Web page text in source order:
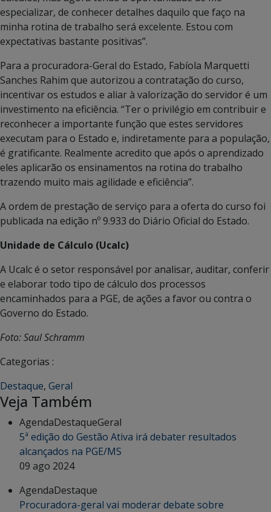
especializar, de conhecer detalhes daquilo que faço na
minha rotina de trabalho será excelente. Estou com
expectativas bastante positivas”.
Para a procuradora-Geral do Estado, Fabíola Marquetti
Sanches Rahim que autorizou a contratação do curso,
incentivar os estudos e aliar à valorização do servidor é um
investimento na eficiência. “Ter o privilégio em contribuir e
reconhecer a importante função que estes servidores
executam para o Estado e, indiretamente para a população,
é gratificante. Realmente acredito que após o aprendizado
eles aplicarão os ensinamentos na rotina do trabalho
trazendo muito mais agilidade e eficiência”.
A ordem de prestação de serviço para a oferta do curso foi
publicada na edição nº 9.933 do Diário Oficial do Estado.
Unidade de Cálculo (Ucalc)
A Ucalc é o setor responsável por analisar, auditar, conferir
e elaborar todo tipo de cálculo dos processos
encaminhados para a PGE, de ações a favor ou contra o
Governo do Estado.
Foto: Saul Schramm
Categorias :
Destaque, Geral
Veja Também
AgendaDestaqueGeral
5ª edição do Gestão Ativa irá debater resultados
alcançados na PGE/MS
09 ago 2024
AgendaDestaque
Procuradora-geral vai moderar debate sobre